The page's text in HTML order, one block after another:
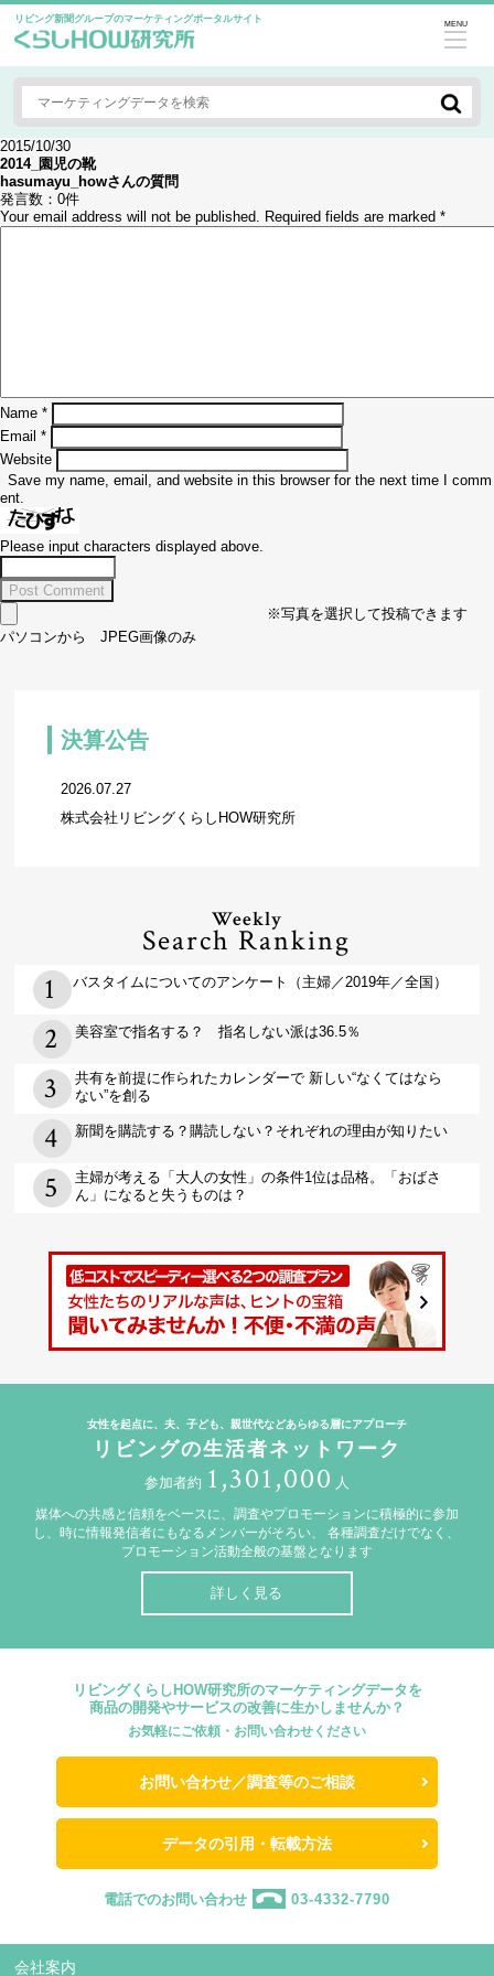
リビング新聞グループのマーケティングポータルサイト MENU
2015/10/30
2014_園児の靴
hasumayu_howさんの質問
発言数： 0件
Your email address will not be published. Required fields are marked *
Name *
Email *
Website
Save my name, email, and website in this browser for the next time I comm
ent.
Please input characters displayed above.
※写真を選択して投稿できます
パソコンから JPEG画像のみ
決算公告
2026.07.27
株式会社リビングくらしHOW研究所
Weekly
Search Ranking
バスタイムについてのアンケート（主婦／2019年／全国）
美容室で指名する？ 指名しない派は36.5％
共有を前提に作られたカレンダーで 新しい“なくてはなら
ない”を創る
新聞を購読する？購読しない？それぞれの理由が知りたい
主婦が考える「大人の女性」の条件1位は品格。「おばさ
ん」になると失うものは？
女性を起点に、夫、子ども、親世代などあらゆる層にアプローチ
リビングの生活者ネットワーク
参加者約 1,301,000 人
媒体への共感と信頼をベースに、調査やプロモーションに積極的に参加
し、時に情報発信者にもなるメンバーがそろい、
各種調査だけでなく、
プロモーション活動全般の基盤となります
詳しく見る
リビングくらしHOW研究所のマーケティングデータを
商品の開発やサービスの改善に生かしませんか？
お気軽にご依頼・お問い合わせください
お問い合わせ／調査等のご相談
データの引用・転載方法
電話でのお問い合わせ 03-4332-7790
会社案内